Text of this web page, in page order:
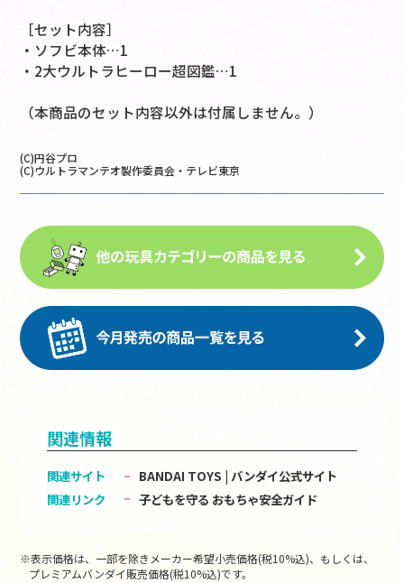
［セット内容］
・ソフビ本体…1
・2大ウルトラヒーロー超図鑑…1
（本商品のセット内容以外は付属しません。）
(C)円谷プロ
(C)ウルトラマンテオ製作委員会・テレビ東京
関連情報
関連サイト
BANDAI TOYS | バンダイ公式サイト
関連リンク
子どもを守る おもちゃ安全ガイド
※表示価格は、一部を除きメーカー希望小売価格(税10%込)、もしくは、
プレミアムバンダイ販売価格(税10%込)です。